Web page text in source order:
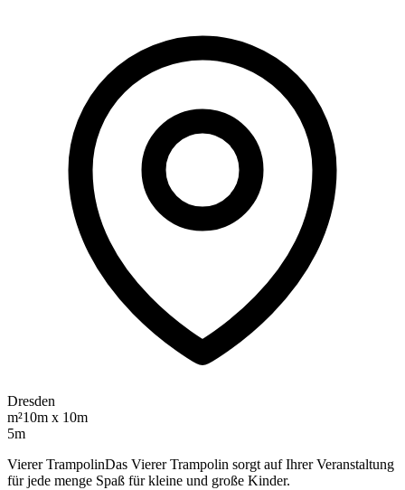
Dresden
m²10m x 10m
5m
Vierer TrampolinDas Vierer Trampolin sorgt auf Ihrer Veranstaltung
für jede menge Spaß für kleine und große Kinder.